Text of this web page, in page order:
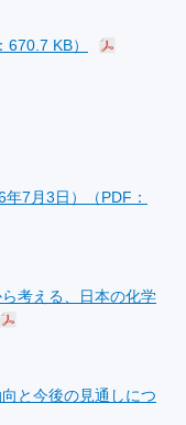
KB）
7月3日）（PDF：
考える、日本の化学
と今後の見通しにつ